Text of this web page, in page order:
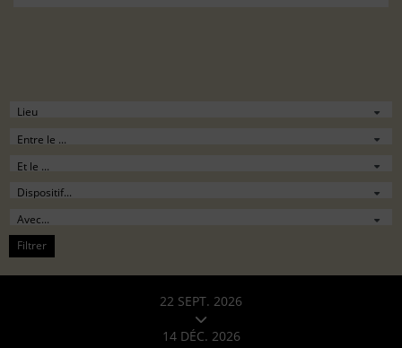
Filtrer
22 SEPT. 2026
14 DÉC. 2026